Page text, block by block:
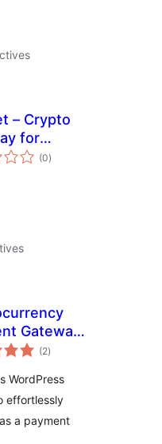
– Crypto
for
(0notes
en
)
Gateway
–
(2notes
en
)
WordPress
effortlessly
a payment